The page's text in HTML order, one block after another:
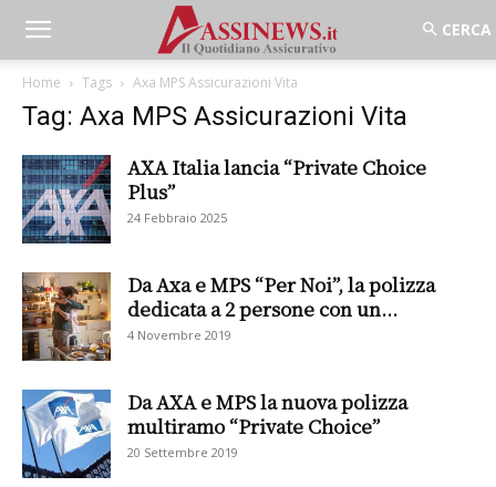
Home Tags Axa MPS Assicurazioni Vita
Tag: Axa MPS Assicurazioni Vita
AXA Italia lancia “Private Choice
Plus”
24 Febbraio 2025
Da Axa e MPS “Per Noi”, la polizza
dedicata a 2 persone con un...
4 Novembre 2019
Da AXA e MPS la nuova polizza
multiramo “Private Choice”
20 Settembre 2019